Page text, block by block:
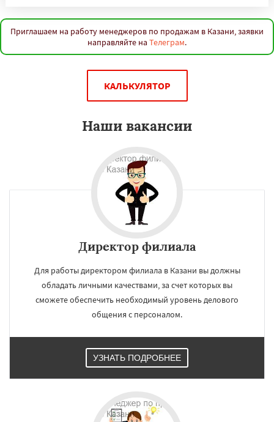
Приглашаем на работу менеджеров по продажам в Казани, заявки
направляйте на Телеграм.
КАЛЬКУЛЯТОР
Наши вакансии
Директор филиала
Для работы директором филиала в Казани вы должны
обладать личными качествами, за счет которых вы
сможете обеспечить необходимый уровень делового
общения с персоналом.
УЗНАТЬ ПОДРОБНЕЕ